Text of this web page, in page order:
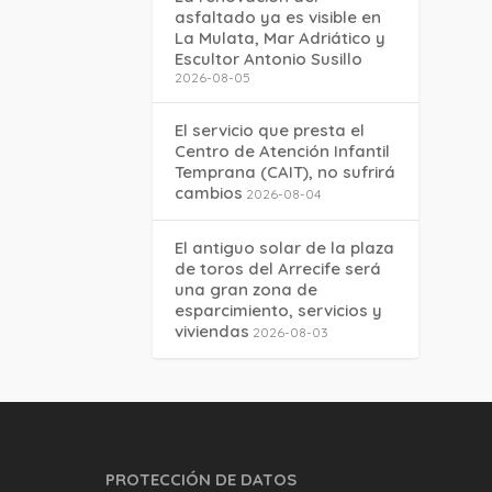
asfaltado ya es visible en
La Mulata, Mar Adriático y
Escultor Antonio Susillo
2026-08-05
El servicio que presta el
Centro de Atención Infantil
Temprana (CAIT), no sufrirá
cambios 2026-08-04
El antiguo solar de la plaza
de toros del Arrecife será
una gran zona de
esparcimiento, servicios y
viviendas 2026-08-03
PROTECCIÓN DE DATOS